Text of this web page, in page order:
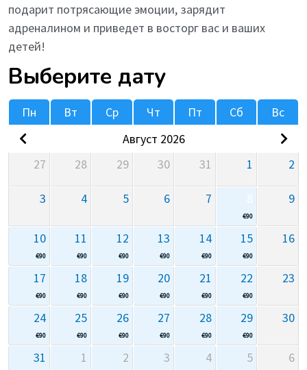
подарит потрясающие эмоции, зарядит
адреналином и приведет в восторг вас и ваших
детей!
Выберите дату
Пн Вт Ср Чт Пт Сб
Вс
Август 2026
27
28 29 30 31 1 2
3 4 5 6 7
€90
9
10
€90
11
€90
12
€90
13
€90
14
€90
15
€90
16
17
€90
18
€90
19
€90
20
€90
21
€90
22
€90
23
24
€90
25
€90
26
€90
27
€90
28
€90
29
€90
30
31 1 2 3 4 5 6